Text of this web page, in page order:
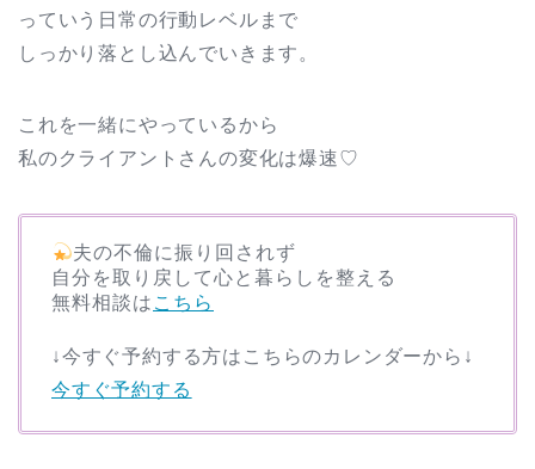
っていう日常の行動レベルまで
しっかり落とし込んでいきます。
これを一緒にやっているから
私のクライアントさんの変化は爆速♡
夫の不倫に振り回されず
自分を取り戻して心と暮らしを整える
無料相談は こちら
↓今すぐ予約する方はこちらのカレンダーから↓
今すぐ予約する